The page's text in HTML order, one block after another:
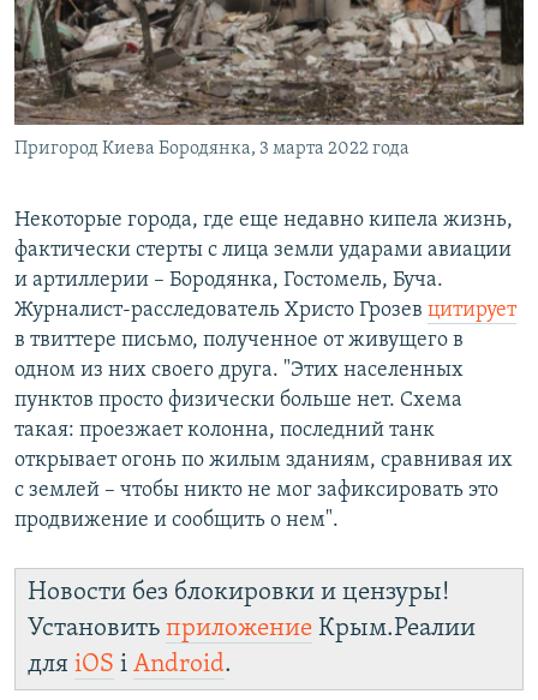
Пригород Киева Бородянка, 3 марта 2022 года
Некоторые города, где еще недавно кипела жизнь,
фактически стерты с лица земли ударами авиации
и артиллерии – Бородянка, Гостомель, Буча.
Журналист-расследователь Христо Грозев цитирует
в твиттере письмо, полученное от живущего в
одном из них своего друга. "Этих населенных
пунктов просто физически больше нет. Схема
такая: проезжает колонна, последний танк
открывает огонь по жилым зданиям, сравнивая их
с землей – чтобы никто не мог зафиксировать это
продвижение и сообщить о нем".
Новости без блокировки и цензуры!
Установить приложение Крым.Реалии
для iOS і Android.